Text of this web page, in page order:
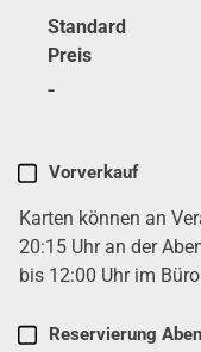
Stan­dard
Preis
-
Karten
fen (erfor­
der­
lich)
Vor­ver­kauf
Karten kön­nen an
20:15 Uhr an der
bis 12:00 Uhr im
Reser­vie­rung